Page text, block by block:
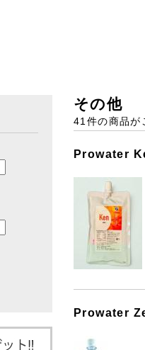
その他
41件の商品が
Prowater
Prowater